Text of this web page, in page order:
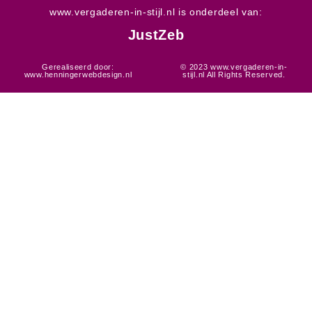
www.vergaderen-in-stijl.nl is onderdeel van:
JustZeb
Gerealiseerd door:
www.henningerwebdesign.nl
© 2023 www.vergaderen-in-
stijl.nl All Rights Reserved.